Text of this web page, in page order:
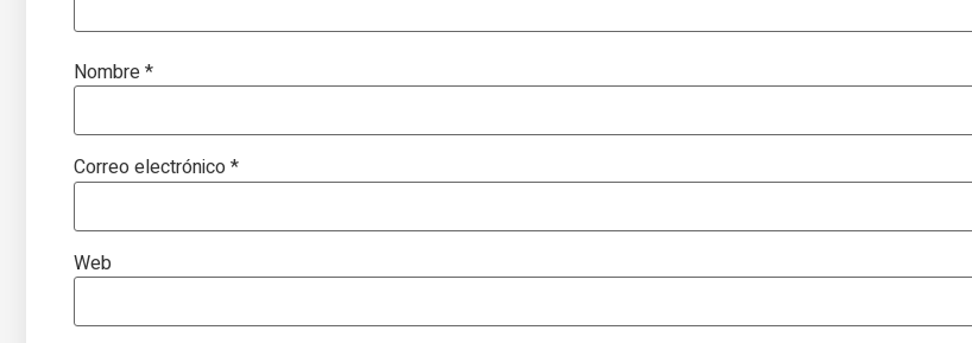
Nombre*
Correo electrónico*
Web